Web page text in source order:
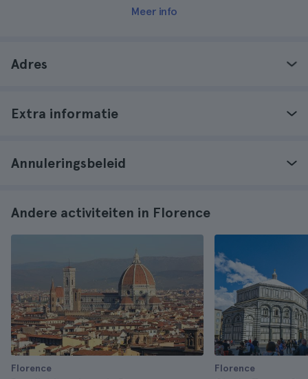
Meer info
Adres
Extra informatie
Annuleringsbeleid
Andere activiteiten in Florence
Florence Florence